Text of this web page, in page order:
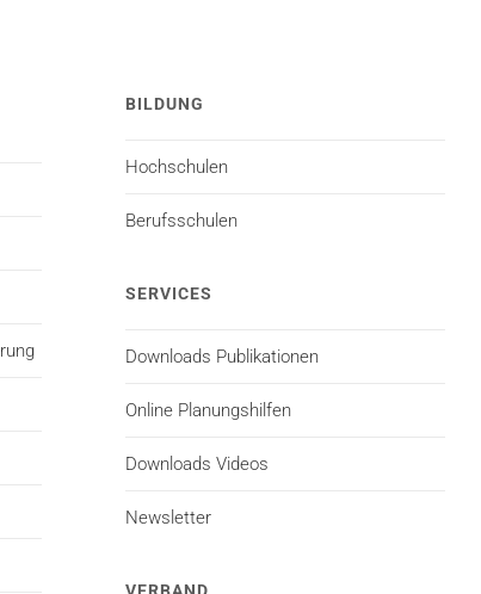
BILDUNG
Hochschulen
Berufsschulen
SERVICES
Downloads Publikationen
Online Planungshilfen
Downloads Videos
Newsletter
VERBAND